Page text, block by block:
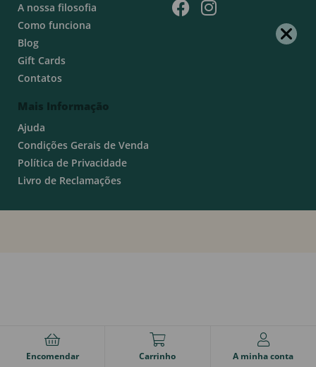
A nossa filosofia
Como funciona
Blog
Gift Cards
Contatos
Mais Informação
Ajuda
Condições Gerais de Venda
Política de Privacidade
Livro de Reclamações
Encomendar Carrinho A minha conta